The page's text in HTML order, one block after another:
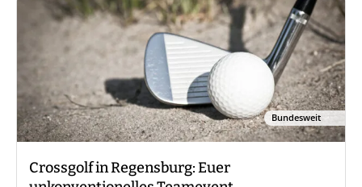
Bundesweit
Crossgolf in Regensburg: Euer